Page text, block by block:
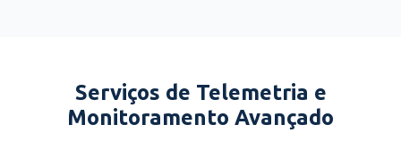
Serviços de Telemetria e
Monitoramento Avançado